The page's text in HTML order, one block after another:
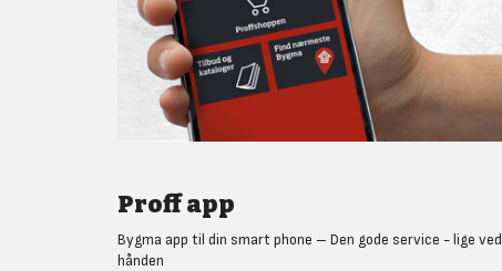
Proff app
Bygma app til din smart phone – Den gode service - lige ved
hånden